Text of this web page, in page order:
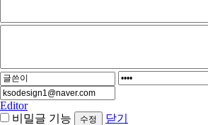
Editor
비밀글 기능
닫기